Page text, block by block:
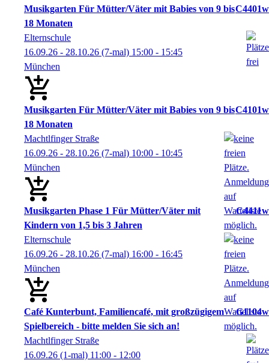
Musikgarten Für Mütter/Väter mit Babies von 9 bis
18 Monaten
C4401w
Elternschule
16.09.26 - 28.10.26 (7-mal) 15:00 - 15:45
München
Musikgarten Für Mütter/Väter mit Babies von 9 bis
18 Monaten
C4101w
Machtlfinger Straße
16.09.26 - 28.10.26 (7-mal) 10:00 - 10:45
München
Musikgarten Phase 1 Für Mütter/Väter mit
Kindern von 1,5 bis 3 Jahren
C4411w
Elternschule
16.09.26 - 28.10.26 (7-mal) 16:00 - 16:45
München
Café Kunterbunt, Familiencafé, mit großzügigem
Spielbereich - bitte melden Sie sich an!
G1104w
Machtlfinger Straße
16.09.26 (1-mal) 11:00 - 12:00